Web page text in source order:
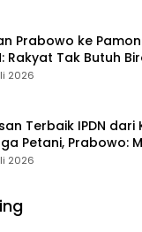
Prabowo ke
Rakyat Tak Butuh
2026
Terbaik IPDN
Petani, Prabowo:
2026